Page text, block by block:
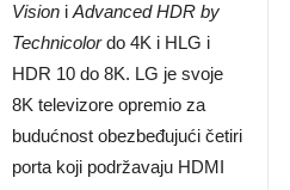
Vision i Advanced HDR by
Technicolordo 4K i HLG i
HDR 10 do 8K. LG je svoje
8K televizore opremio za
budućnost obezbeđujući četiri
porta koji podržavaju HDMI